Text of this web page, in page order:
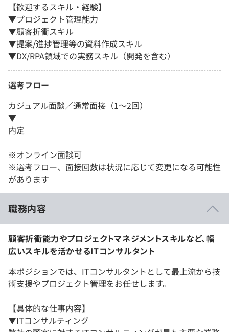
【歓迎するスキル・経験】
▼プロジェクト管理能力
▼顧客折衝スキル
▼提案/進捗管理等の資料作成スキル
▼DX/RPA領域での実務スキル（開発を含む）
選考フロー
カジュアル面談／通常面接（1～2回）
▼
内定
※オンライン面談可
※選考フロー、面接回数は状況に応じて変更になる可能性
があります
職務内容
顧客折衝能力やプロジェクトマネジメントスキルなど、幅
広いスキルを活かせるITコンサルタント
本ポジションでは、ITコンサルタントとして最上流から技
術支援やプロジェクト管理をお任せします。
【具体的な仕事内容】
▼ITコンサルティング